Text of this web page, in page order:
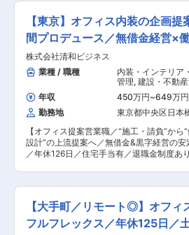
新しい働き方や学びの場の創造に貢献でき
顧客と密接に関わりながら自身の提案が空
て形になる達成感が得られる点が魅力です。
育体制 OJTを中心に3〜4ヶ月の研修や中途
者向けの集合研修、e-learning、通信教育
ど学びの機会が充実し、資格取得支援や優
向け海外研修も用意されています。 ■想定される
キャリアパス エリア営業の経験を積んだ後
や実績次第で総合職やマネジメント職など
ャリアアップも可能です。 ■企業の特徴/魅力 グ
ループの流通・生産・商品開発力を活かし
や時代のニーズに応じて新たな価値を創造
と成長を後押しする社風と安定した経営基
の定める業務
な会社の雰囲気がわかる！「ご自身の思い
られる環境か」をぜひご覧ください！
概要： オフィス内装のデザイン設計や改
リノベーションにかかわる設計業務につい
アリング・デザイン〜コンペでの提案まで
てお任せします。 ■具体的には： 【内装設計
等】 ・C工事設計デザイン（企画提案書）
法規チェック作業（歩行距離、排煙、区画
な防災設備、避難安全検証の推測） ・サイ
タ等の作成 など 【オフィス内装以外の設計施
工】 ・テストキッチン、サウナ、ホテル
棟リニューアル、サーバールーム、LABO
部トイレ新設、診療所 ・共用部の内装更
（A工事) など ■業務の流れ： （1）ヒアリング
お客様から希望の内装要件をヒアリングし
（3）提案（コンペでのプレゼン） （4）
了までの設計業務 ☆★多様な価値観とベンチャ
ーならではの成長環境×安定性★☆ ＜成長
【東京】オフィス内装の企画
間プロデュース／無借金経営×
株式会社清和ビジネス
業種 / 職種
内装・インテリア
管理, 建設・不動
（オフィス）
年収 450万円~649万円
勤務地
東京都中央区日本
【オフィス提案営業職／“施工・請負”から
設計”の上流提案へ／無借金&黒字経営の安
／年休126日／住宅手当有／退職金制度あ
創業以来50年以上にわたり無借金・黒字
続してきた安定基盤を有する企業です。 従
「オフィス＝作業空間」という概念から、
ィス＝生産性・創造性・組織力を生む経営
へと社会的な価値観が変化する中、同社で
【大手町／リモート◎】オフ
フルフレックス／年休125日／